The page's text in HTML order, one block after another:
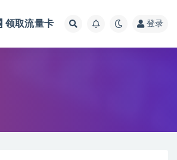
领取流量卡 登录